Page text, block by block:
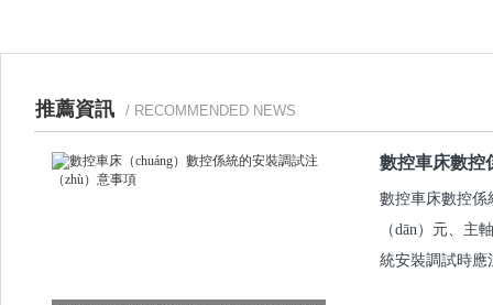
推薦資訊 / RECOMMENDED NEWS
數控車床數控
數控車床數控係
（dān）元、
統安裝調試時應